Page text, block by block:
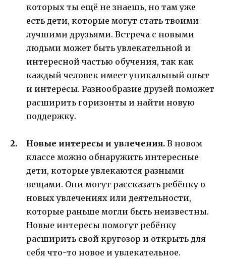
которых ты ещё не знаешь, но там уже
есть дети, которые могут стать твоими
лучшими друзьями. Встреча с новыми
людьми может быть увлекательной и
интересной частью обучения, так как
каждый человек имеет уникальный опыт
и интересы. Разнообразие друзей поможет
расширить горизонты и найти новую
поддержку.
Новые интересы и увлечения. В новом
классе можно обнаружить интересные
дети, которые увлекаются разными
вещами. Они могут рассказать ребёнку о
новых увлечениях или деятельности,
которые раньше могли быть неизвестны.
Новые интересы помогут ребёнку
расширить свой кругозор и открыть для
себя что-то новое и увлекательное.